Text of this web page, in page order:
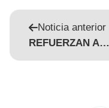
Noticia anterior
REFUERZAN ACCIONES DE REINSERCIÓN SOCIAL Y LABORAL PARA PERSONAS PRÓXIMAS A CUMPLIR CONDENA